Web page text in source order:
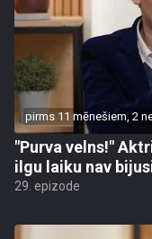
pirms 11 mēnešiem, 2
"Purva velns!"
ilgu laiku nav
29. epizode